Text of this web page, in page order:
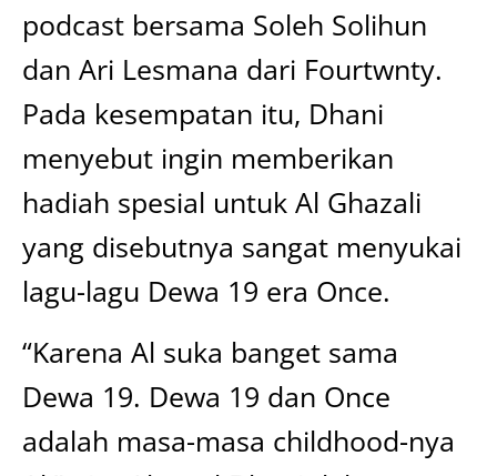
podcast bersama Soleh Solihun
dan Ari Lesmana dari Fourtwnty.
Pada kesempatan itu, Dhani
menyebut ingin memberikan
hadiah spesial untuk Al Ghazali
yang disebutnya sangat menyukai
lagu-lagu Dewa 19 era Once.
“Karena Al suka banget sama
Dewa 19. Dewa 19 dan Once
adalah masa-masa childhood-nya